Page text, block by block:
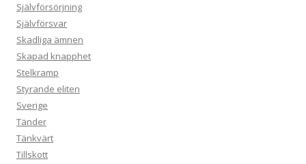
Självförsörjning
Självförsvar
Skadliga ämnen
Skapad knapphet
Stelkramp
Styrande eliten
Sverige
Tänder
Tänkvärt
Tillskott